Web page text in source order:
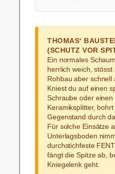
THOMAS‘
(SCHUTZ VOR
Ein normales
herrlich weich, stösst
Rohbau aber schnell
Kniest du auf einen
Schraube oder einen
Keramiksplitter,
Gegenstand durch
Für solche Einsätze
Unterlagsboden
durchstichfeste
fängt die Spitze ab,
Kniegelenk geht.